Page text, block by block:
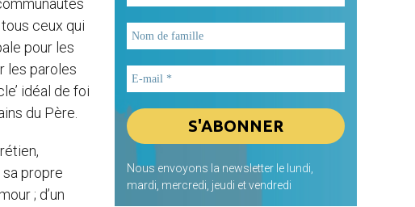
ceux qui
pour les
les paroles
idéal de foi
du Père.
propre
; d’un
Nous envoyons la newsletter le lundi,
mardi, mercredi, jeudi et vendredi